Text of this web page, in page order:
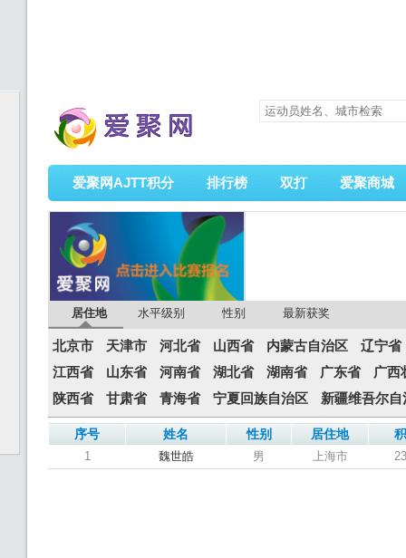
爱聚网AJTT积分 排行榜 双打 爱聚商城
居住地 水平级别 性别 最新获奖
北京市 天津市 河北省 山西省 内蒙古自治区
辽宁省
江西省
山东省 河南省 湖北省 湖南省 广东省
广西
陕西省
甘肃省 青海省 宁夏回族自治区 新疆维吾尔自
序号 姓名 性别 居住地
1 魏世皓 男 上海市